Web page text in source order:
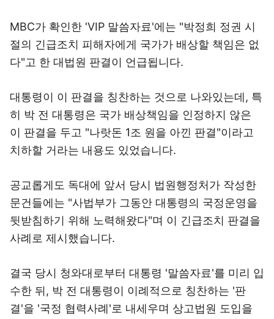
MBC가 확인한 'VIP 말씀자료'에는 "박정희 정권 시
절의 긴급조치 피해자에게 국가가 배상할 책임은 없
다"고 한 대법원 판결이 언급됩니다.
대통령이 이 판결을 칭찬하는 것으로 나와있는데, 특
히 박 전 대통령은 국가 배상책임을 인정하지 않은
이 판결을 두고 "나랏돈 1조 원을 아낀 판결"이라고
치하할 거라는 내용도 있었습니다.
공교롭게도 독대에 앞서 당시 법원행정처가 작성한
문건들에는 "사법부가 그동안 대통령의 국정운영을
뒷받침하기 위해 노력해왔다"며 이 긴급조치 판결을
사례로 제시했습니다.
결국 당시 청와대로부터 대통령 '말씀자료'를 미리 입
수한 뒤, 박 전 대통령이 이례적으로 칭찬하는 '판
결'을 '국정 협력사례'로 내세우며 상고법원 도입을